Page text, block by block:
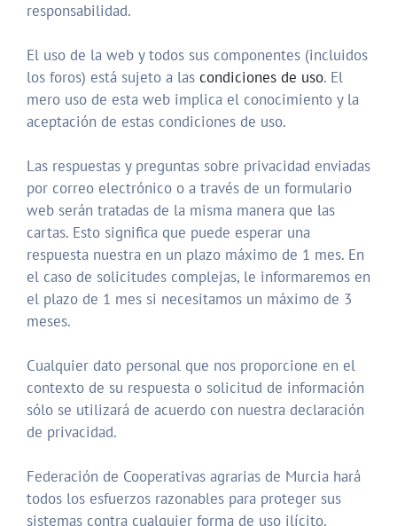
responsabilidad.
El uso de la web y todos sus componentes (incluidos
los foros) está sujeto a las condiciones de uso. El
mero uso de esta web implica el conocimiento y la
aceptación de estas condiciones de uso.
Las respuestas y preguntas sobre privacidad enviadas
por correo electrónico o a través de un formulario
web serán tratadas de la misma manera que las
cartas. Esto significa que puede esperar una
respuesta nuestra en un plazo máximo de 1 mes. En
el caso de solicitudes complejas, le informaremos en
el plazo de 1 mes si necesitamos un máximo de 3
meses.
Cualquier dato personal que nos proporcione en el
contexto de su respuesta o solicitud de información
sólo se utilizará de acuerdo con nuestra declaración
de privacidad.
Federación de Cooperativas agrarias de Murcia hará
todos los esfuerzos razonables para proteger sus
sistemas contra cualquier forma de uso ilícito.